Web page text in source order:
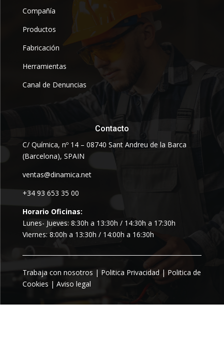
Compañía
Productos
Fabricación
Herramientas
Canal de Denuncias
Contacto
C/ Química, nº 14 – 08740 Sant Andreu de la Barca
(Barcelona), SPAIN
ventas@dinamica.net
+34 93 653 35 00
Horario Oficinas:
Lunes- Jueves: 8:30h a 13:30h / 14:30h a 17:30h
Viernes: 8:00h a 13:30h / 14:00h a 16:30h
Trabaja con nosotros | Politica Privacidad | Politica de
Cookies | Aviso legal